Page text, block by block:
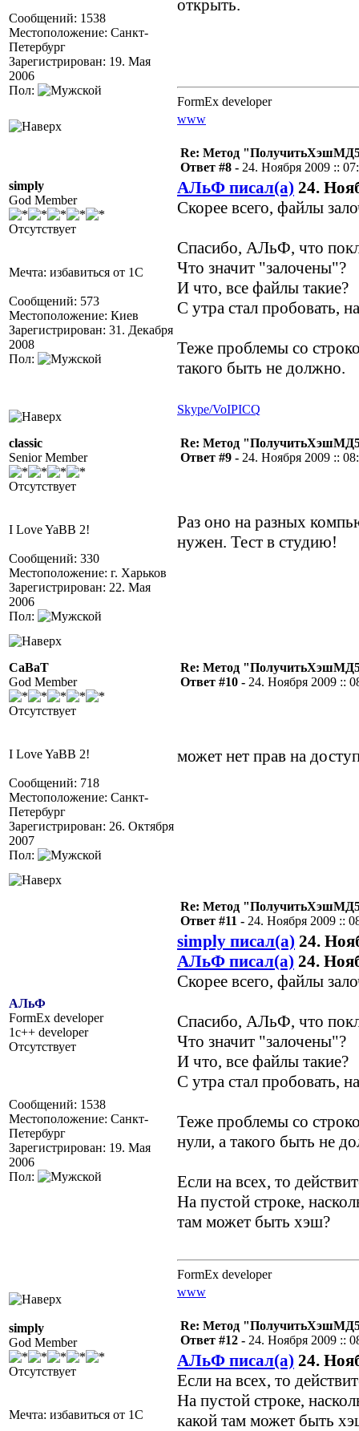
Сообщений: 1538
Местоположение: Санкт-
Петербург
Зарегистрирован: 19. Мая
2006
Пол:
открыть.
FormEx developer
www
simply
God Member
Отсутствует
Мечта: избавиться от 1С
Сообщений: 573
Местоположение: Киев
Зарегистрирован: 31. Декабря
2008
Пол:
Re: Метод
Ответ #8 - 24. Ноября 2009 ::
АЛьФ писал(а) 24.
Скорее всего, файлы
Спасибо, АЛьФ, что
Что значит "залочены"?
И что, все файлы такие?
С утра стал пробовать,
Теже проблемы со
такого быть не должно.
Skype/VoIPICQ
classic
Senior Member
Отсутствует
I Love YaBB 2!
Сообщений: 330
Местоположение: г. Харьков
Зарегистрирован: 22. Мая
2006
Пол:
Re: Метод
Ответ #9 - 24. Ноября 2009 ::
Раз оно на разных
нужен. Тест в студию!
CaBaT
God Member
Отсутствует
I Love YaBB 2!
Сообщений: 718
Местоположение: Санкт-
Петербург
Зарегистрирован: 26. Октября
2007
Пол:
Re: Метод
Ответ #10 - 24. Ноября 2009 ::
может нет прав на
АЛьФ
FormEx developer
1c++ developer
Отсутствует
Сообщений: 1538
Местоположение: Санкт-
Петербург
Зарегистрирован: 19. Мая
2006
Пол:
Re: Метод
Ответ #11 - 24. Ноября 2009 ::
simply писал(а) 24.
АЛьФ писал(а) 24.
Скорее всего, файлы
Спасибо, АЛьФ, что
Что значит "залочены"?
И что, все файлы такие?
С утра стал пробовать,
Теже проблемы со
нули, а такого быть не
Если на всех, то
На пустой строке,
там может быть хэш?
FormEx developer
www
simply
God Member
Отсутствует
Мечта: избавиться от 1С
Re: Метод
Ответ #12 - 24. Ноября 2009 ::
АЛьФ писал(а) 24.
Если на всех, то
На пустой строке,
какой там может быть